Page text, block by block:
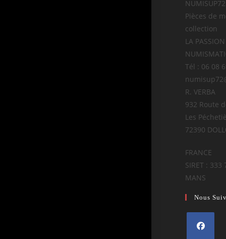
NUMISUP72
Pièces de
collection
LA
Tél : 06 08
R. VERBA
932 Route
Les
72390
FRANCE
SIRET : 333
MANS
Nous